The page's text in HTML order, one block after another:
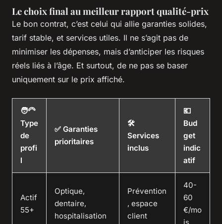
Le choix final au meilleur rapport qualité-prix
Le bon contrat, c’est celui qui allie garanties solides,
tarif stable, et services utiles. Il ne s’agit pas de
minimiser les dépenses, mais d’anticiper les risques
réels liés à l’âge. Et surtout, de ne pas se baser
uniquement sur le prix affiché.
🧑‍🦳
Type
de
profi
l
✅ Garanties
prioritaires
🛠️
Services
inclus
💶
Bud
get
indic
atif
Actif
55+
Optique,
dentaire,
hospitalisation
Prévention
, espace
client
40-
60
€/mo